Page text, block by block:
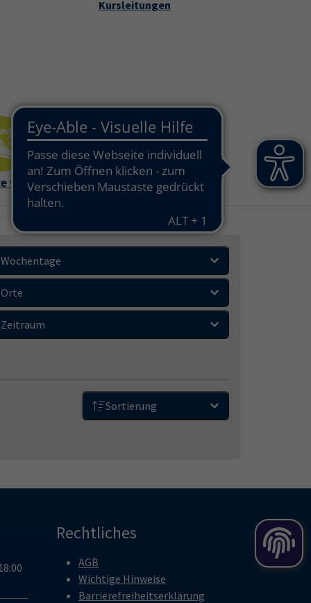
Kursleitungen
vhs Außenstell
en
Wochentage
Orte
Zeitraum
Sortierung
Rechtliches
AGB
Wichtige Hinweise
Barrierefreiheitserklärung